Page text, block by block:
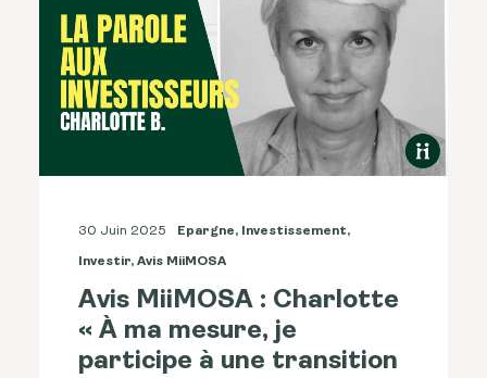
30 Juin 2025 Epargne, Investissement,
Investir, Avis MiiMOSA
Avis MiiMOSA : Charlotte
« À ma mesure, je
participe à une transition